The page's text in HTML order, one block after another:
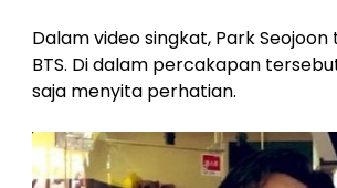
Dalam video singkat, Park
BTS. Di dalam percakapan
saja menyita perhatian.